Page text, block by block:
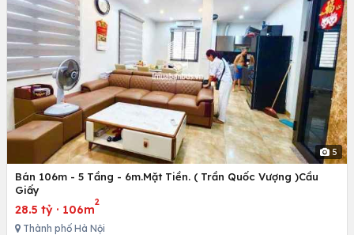
5
Bán 106m - 5 Tầng - 6m.Mặt Tiền. ( Trần Quốc Vượng )Cầu
Giấy
28.5 tỷ · 106m
2
Thành phố Hà Nội